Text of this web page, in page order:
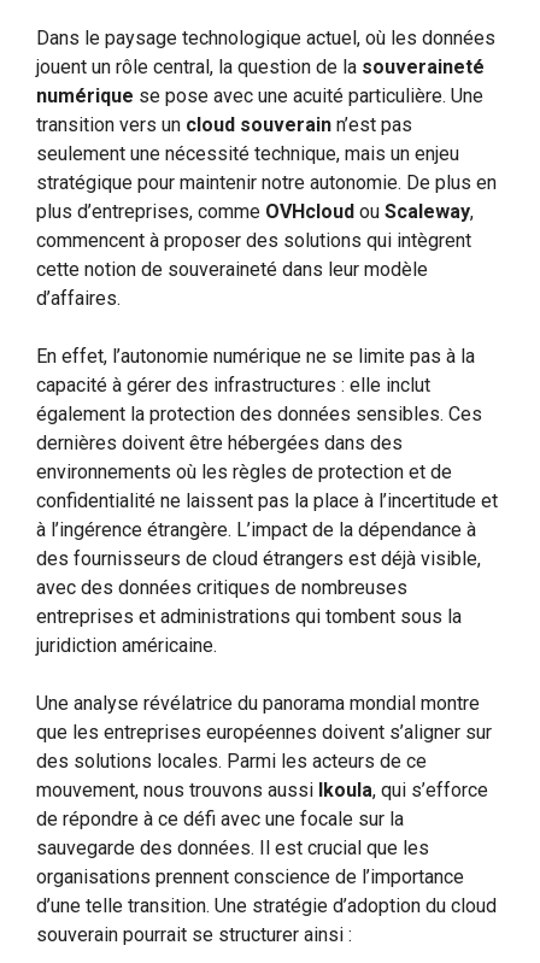
Dans le paysage technologique actuel, où les données
jouent un rôle central, la question de la souveraineté
numérique se pose avec une acuité particulière. Une
transition vers un cloud souverain n’est pas
seulement une nécessité technique, mais un enjeu
stratégique pour maintenir notre autonomie. De plus en
plus d’entreprises, comme OVHcloud ou Scaleway,
commencent à proposer des solutions qui intègrent
cette notion de souveraineté dans leur modèle
d’affaires.
En effet, l’autonomie numérique ne se limite pas à la
capacité à gérer des infrastructures : elle inclut
également la protection des données sensibles. Ces
dernières doivent être hébergées dans des
environnements où les règles de protection et de
confidentialité ne laissent pas la place à l’incertitude et
à l’ingérence étrangère. L’impact de la dépendance à
des fournisseurs de cloud étrangers est déjà visible,
avec des données critiques de nombreuses
entreprises et administrations qui tombent sous la
juridiction américaine.
Une analyse révélatrice du panorama mondial montre
que les entreprises européennes doivent s’aligner sur
des solutions locales. Parmi les acteurs de ce
mouvement, nous trouvons aussi Ikoula, qui s’efforce
de répondre à ce défi avec une focale sur la
sauvegarde des données. Il est crucial que les
organisations prennent conscience de l’importance
d’une telle transition. Une stratégie d’adoption du cloud
souverain pourrait se structurer ainsi :